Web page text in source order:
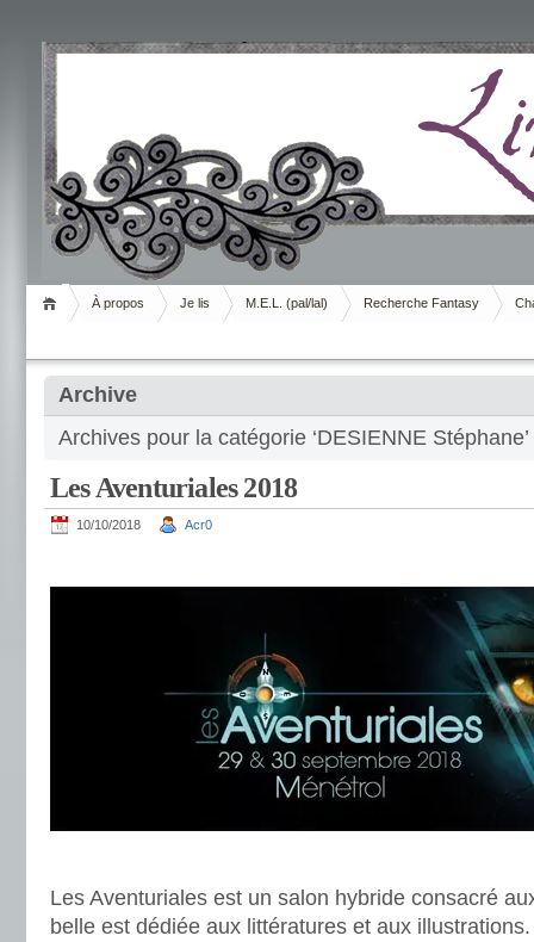
Livrement
À propos Je lis M.E.L. (pal/lal) Recherche Fantasy
Archive
Archives pour la catégorie ‘DESIENNE Stéphane’
Les Aventuriales 2018
10/10/2018 Acr0
Les Aventuriales est un salon hybride consacré
belle est dédiée aux littératures et aux